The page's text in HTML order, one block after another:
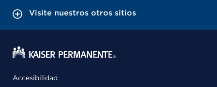
Visite nuestros otros sitios
Accesibilidad